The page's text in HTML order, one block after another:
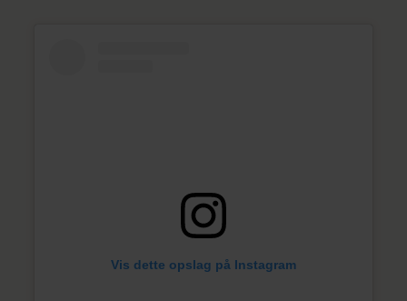
Vis dette opslag på Instagram